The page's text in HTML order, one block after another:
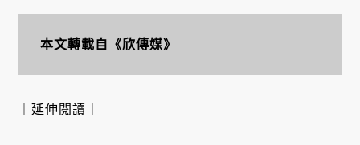
本文轉載自《欣傳媒》
｜延伸閱讀｜